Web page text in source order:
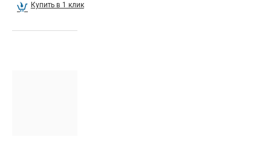
Купить в 1 клик